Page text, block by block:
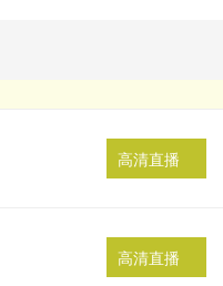
高清直播
高清直播